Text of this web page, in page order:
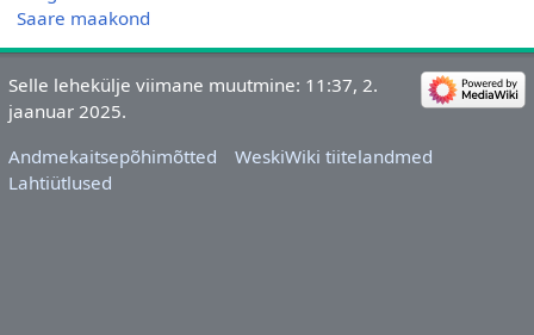
Saare maakond
Selle lehekülje viimane muutmine: 11:37, 2.
jaanuar 2025.
Andmekaitsepõhimõtted
WeskiWiki tiitelandmed
Lahtiütlused